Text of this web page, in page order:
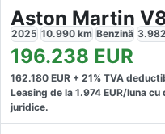
2025 10.990 km Benzină 3.982
196.238 EUR
162.180 EUR + 21% TVA
Leasing de la 1.974 EUR/luna cu
juridice.